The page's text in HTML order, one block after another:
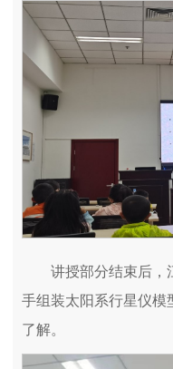
讲授部分结束后，
手组装太阳系行星仪模
了解。